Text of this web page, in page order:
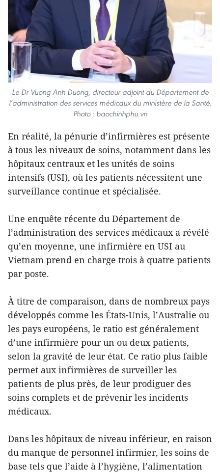
Le Dr Vuong Anh Duong, directeur adjoint du Département de
l’administration des services médicaux du ministère de la Santé.
Photo : baochinhphu.vn
En réalité, la pénurie d’infirmières est présente
à tous les niveaux de soins, notamment dans les
hôpitaux centraux et les unités de soins
intensifs (USI), où les patients nécessitent une
surveillance continue et spécialisée.
Une enquête récente du Département de
l’administration des services médicaux a révélé
qu’en moyenne, une infirmière en USI au
Vietnam prend en charge trois à quatre patients
par poste.
À titre de comparaison, dans de nombreux pays
développés comme les États-Unis, l’Australie ou
les pays européens, le ratio est généralement
d’une infirmière pour un ou deux patients,
selon la gravité de leur état. Ce ratio plus faible
permet aux infirmières de surveiller les
patients de plus près, de leur prodiguer des
soins complets et de prévenir les incidents
médicaux.
Dans les hôpitaux de niveau inférieur, en raison
du manque de personnel infirmier, les soins de
base tels que l’aide à l’hygiène, l’alimentation